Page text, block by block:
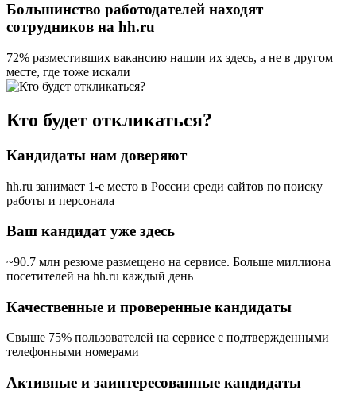
Большинство работодателей находят
сотрудников на hh.ru
72% разместивших вакансию нашли их здесь, а не в другом
месте, где тоже искали
Кто будет откликаться?
Кандидаты нам доверяют
hh.ru занимает 1-е место в России среди сайтов по поиску
работы и персонала
Ваш кандидат уже здесь
~90.7 млн резюме размещено на сервисе. Больше миллиона
посетителей на hh.ru каждый день
Качественные и проверенные кандидаты
Свыше 75% пользователей на сервисе с подтвержденными
телефонными номерами
Активные и заинтересованные кандидаты